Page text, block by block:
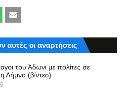
αυτές οι αναρτήσεις
του Άδωνι με πολίτες σε
Λήμνο (βίντεο)